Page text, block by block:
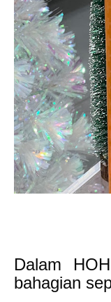
Dalam
bahagian